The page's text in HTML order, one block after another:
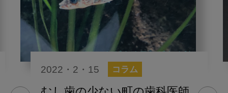
2022・2・15 コラム